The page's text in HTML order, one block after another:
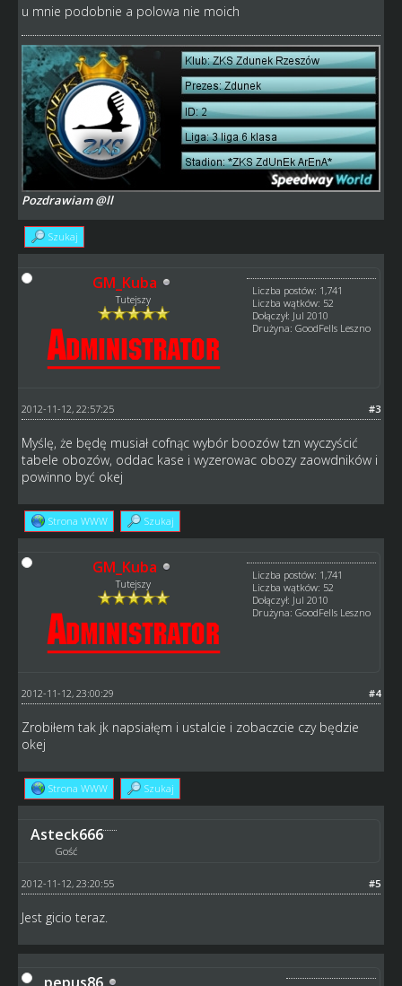
u mnie podobnie a polowa nie moich
Pozdrawiam @ll
Szukaj
GM_Kuba
Tutejszy
Liczba postów: 1,741
Liczba wątków: 52
Dołączył: Jul 2010
Drużyna: GoodFells Leszno
#3
2012-11-12, 22:57:25
Myślę, że będę musiał cofnąc wybór boozów tzn wyczyścić
tabele obozów, oddac kase i wyzerowac obozy zaowdników i
powinno być okej
Strona WWW Szukaj
GM_Kuba
Tutejszy
Liczba postów: 1,741
Liczba wątków: 52
Dołączył: Jul 2010
Drużyna: GoodFells Leszno
#4
2012-11-12, 23:00:29
Zrobiłem tak jk napsiałęm i ustalcie i zobaczcie czy będzie
okej
Strona WWW Szukaj
Asteck666
Gość
#5
2012-11-12, 23:20:55
Jest gicio teraz.